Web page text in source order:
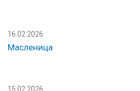
16.02.2026
Масленица
15.02.2026